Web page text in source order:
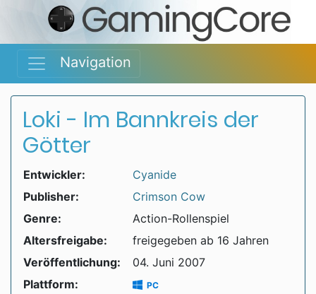
Navigation
Loki - Im Bannkreis der
Götter
Entwickler:
Cyanide
Publisher:
Crimson Cow
Genre:
Action-Rollenspiel
Altersfreigabe:
freigegeben ab 16 Jahren
Veröffentlichung:
04. Juni 2007
Plattform:
PC